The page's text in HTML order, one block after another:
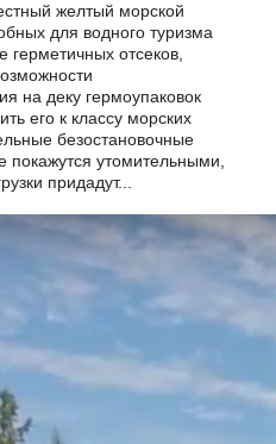
желтый морской
для водного туризма
герметичных отсеков,
на деку гермоупаковок
его к классу морских
безостановочные
покажутся утомительными,
придадут...